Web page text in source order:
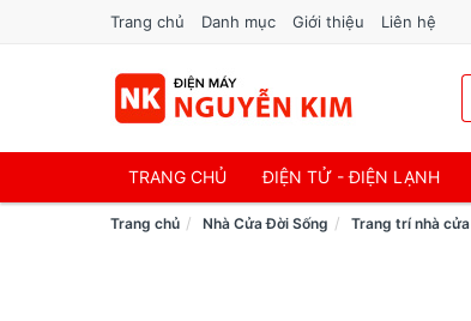
Trang chủ Danh mục Giới thiệu Liên hệ
TRANG CHỦ ĐIỆN TỬ - ĐIỆN LẠNH
Trang chủ Nhà Cửa Đời Sống Trang trí nhà cửa